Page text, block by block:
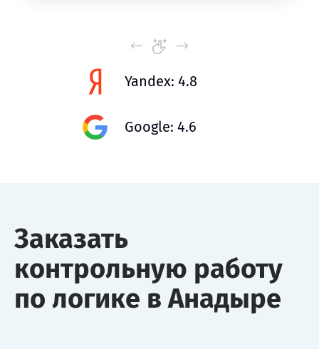
Yandex: 4.8
Google: 4.6
Заказать
контрольную работу
по логике в Анадыре